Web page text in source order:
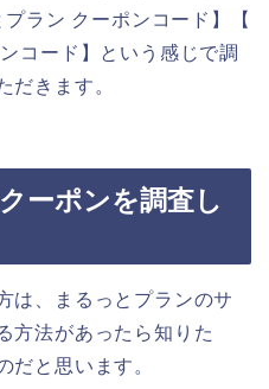
ラン クーポンコード】【
コード】という感じで調
だきます。
ーポンを調査し
は、まるっとプランのサ
方法があったら知りた
だと思います。